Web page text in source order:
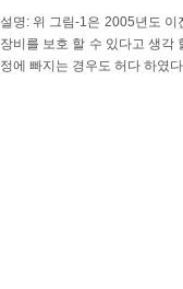
설명: 위 그림-1은 2005년도
장비를 보호 할 수 있다고 생각
정에 빠지는 경우도 허다 하였